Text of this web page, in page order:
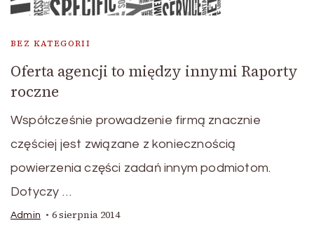
BEZ KATEGORII
Oferta agencji to między innymi Raporty
roczne
Współcześnie prowadzenie firmą znacznie
częściej jest związane z koniecznością
powierzenia części zadań innym podmiotom.
Dotyczy …
Admin 6 sierpnia 2014